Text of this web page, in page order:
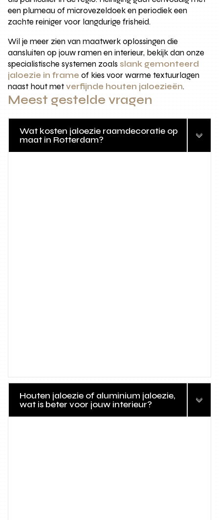
een plumeau of microvezeldoek en periodiek een
zachte reiniger voor langdurige frisheid.
Wil je meer zien van maatwerk oplossingen die
aansluiten op jouw ramen en interieur, bekijk dan onze
specialistische systemen zoalsslank gemonteerd
jaloezie in frame of kies voor warme textuurlagen
naast hout metverfijnde houten jaloezieën.
Meest gestelde vragen
Wat kosten jaloezie raamdecoratie op
maat in Rotterdam?
Houten jaloezie of aluminium jaloezie,
wat is beter voor jouw interieur?